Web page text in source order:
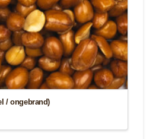
/ ongebrand)